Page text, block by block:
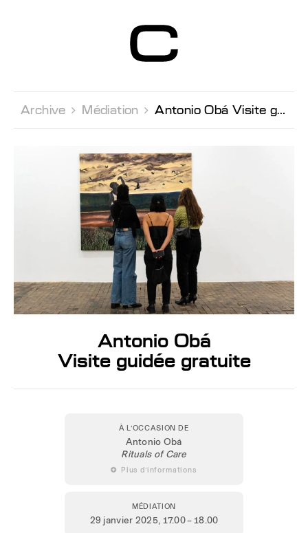
Contemporain
Genève
Archive  Médiation  Antonio Obá Visite guidée gratuite
Antonio Obá
Visite guidée gratuite
À L’OCCASION DE
Antonio Obá
Rituals of Care
 Plus d’informations
MÉDIATION
29 janvier 2025, 17.00 – 18.00